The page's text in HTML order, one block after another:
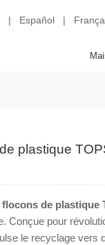
| Español |
plastique
de plastique
Conçue pour
le recyclage vers